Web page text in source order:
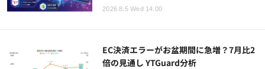
2026.8.5 Wed 14:00
EC決済エラーがお盆期間に急増？7月比2
倍の見通し YTGuard分析